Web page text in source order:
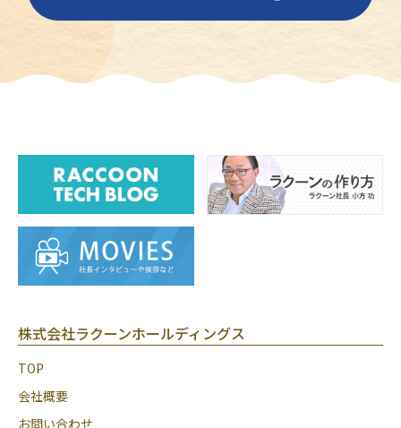
株式会社ラクーンホールディングス
TOP
会社概要
お問い合わせ